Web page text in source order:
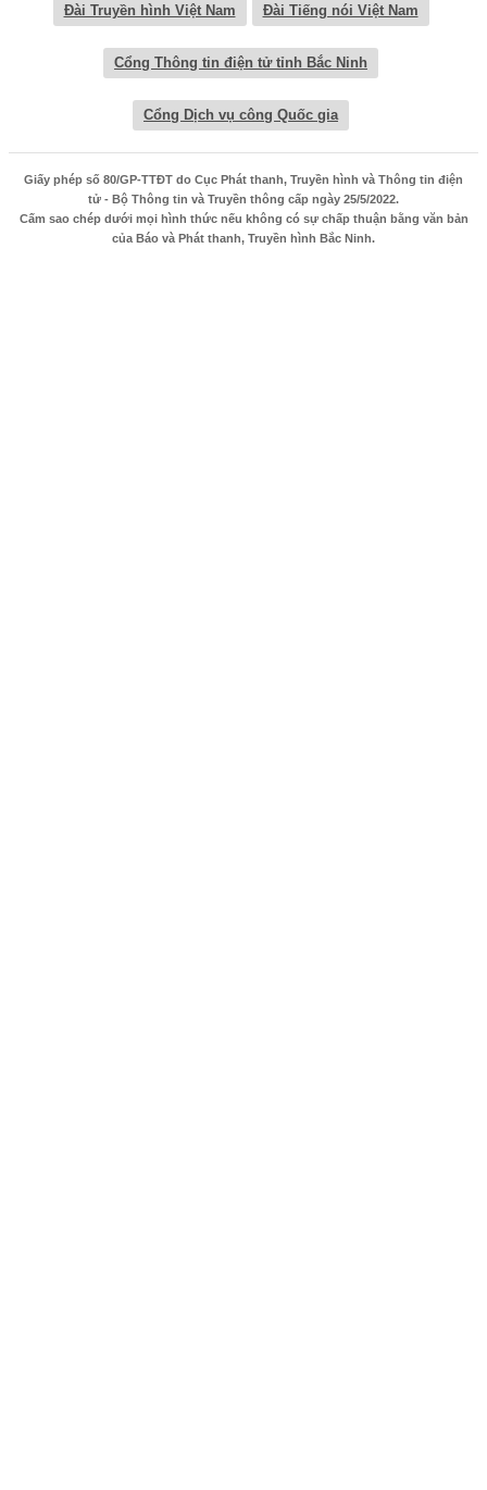
Đài Truyền hình Việt Nam Đài Tiếng nói Việt Nam
Cổng Thông tin điện tử tỉnh Bắc Ninh
Cổng Dịch vụ công Quốc gia
Giấy phép số 80/GP-TTĐT do Cục Phát thanh, Truyền hình và Thông tin điện
tử - Bộ Thông tin và Truyền thông cấp ngày 25/5/2022.
Cấm sao chép dưới mọi hình thức nếu không có sự chấp thuận bằng văn bản
của Báo và Phát thanh, Truyền hình Bắc Ninh.